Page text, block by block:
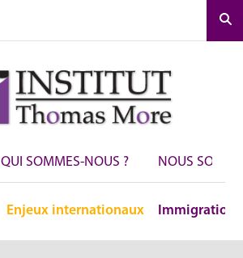
QUI SOMMES-NOUS ? NOUS
Enjeux internationaux Immigration